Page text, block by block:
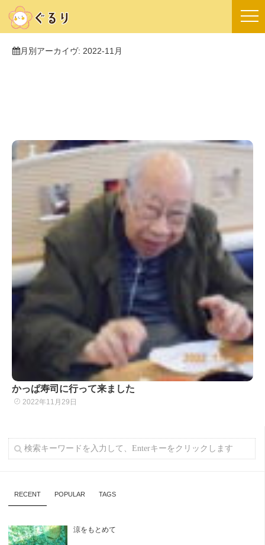
月別アーカイヴ: 2022-11月
かっぱ寿司に行って来ました
2022年11月29日
RECENT POPULAR TAGS
涼をもとめて